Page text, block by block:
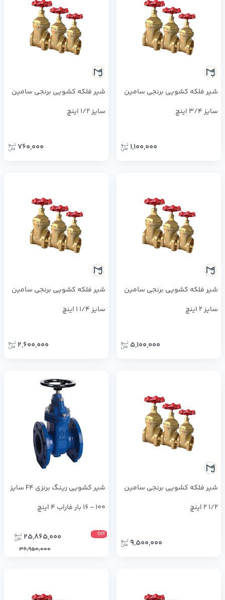
شیر فلکه کشویی برنجی سامین
سایز 3/4 اینچ
1,100,000
شیر فلكه کشویی برنجی سامین
سایز 1/2 اینچ
760,000
شیر فلکه کشویی برنجی سامین
سایز 2 اینچ
5,100,000
شیر فلكه کشویی برنجی سامین
سایز 1/4 1 اینچ
2,600,000
شیر فلکه کشویی برنجی سامین
1/2 2 اینچ
9,500,000
شير كشويي رينگ برنزي F4 سايز
100 - 16 بار فاراب 4 اینچ
Off
25,865,000
36,950,000